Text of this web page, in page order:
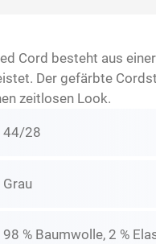
Cord besteht aus
Der gefärbte
zeitlosen Look.
44/28
Grau
98 % Baumwolle, 2 %